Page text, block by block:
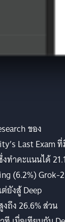
ของ
Last Exam
ทำคะแนนได้
(6.2%) Grok-2
ยังสู้ Deep
ถึง 26.6% ส่วน